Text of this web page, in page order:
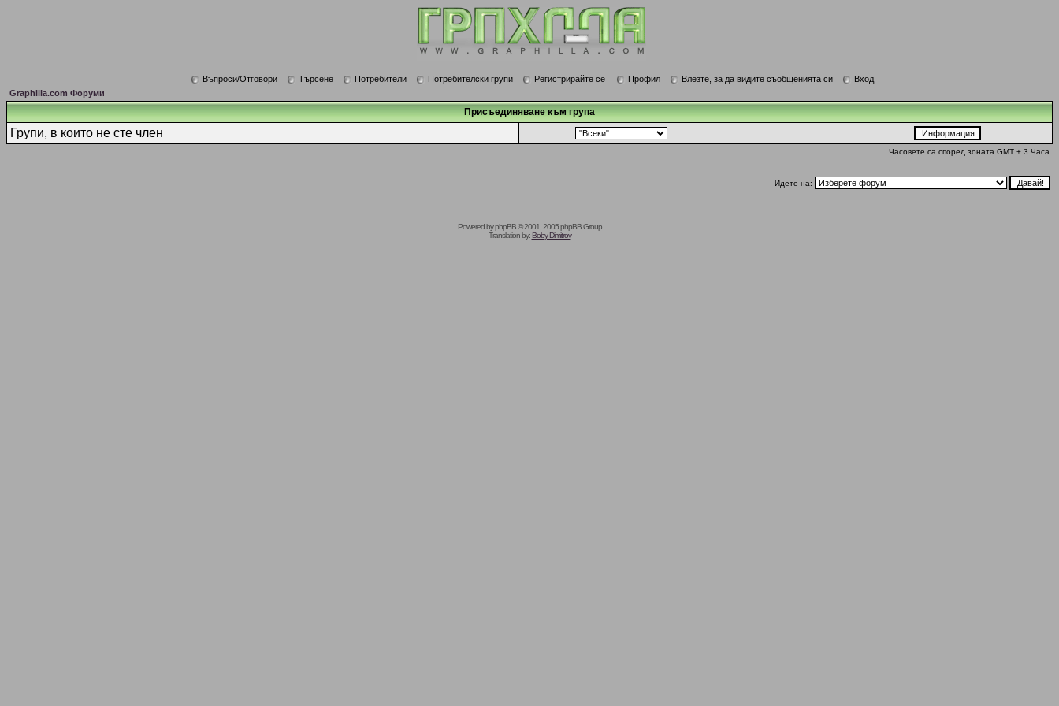
Въпроси/Отговори Търсене Потребители Потребителски групи Регистрирайте се Профил Влезте, за да видите съобщенията си
Вход
Graphilla.com Форуми
Присъединяване към група
Групи, в които не сте член
Часовете са според зоната GMT + 3 Часа
Идете на:
Powered byphpBB© 2001, 2005 phpBB Group
Translation by:Boby Dimitrov